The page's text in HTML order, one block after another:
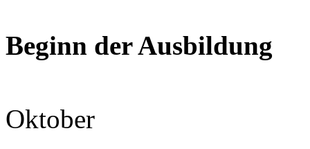
Beginn der Ausbildung
Oktober